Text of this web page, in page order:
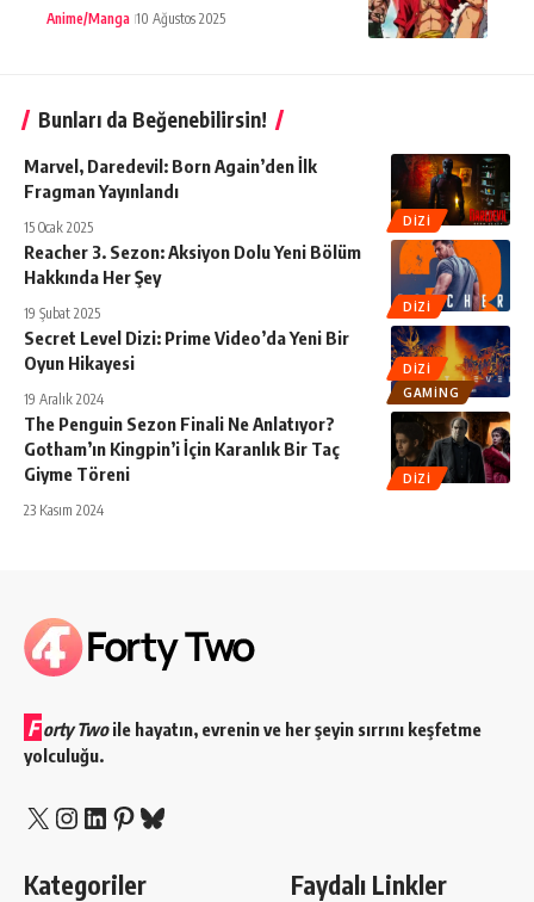
Anime/Manga 10 Ağustos 2025
Bunları da Beğenebilirsin!
DIZI
Marvel, Daredevil: Born Again’den İlk
Fragman Yayınlandı
15 Ocak 2025
DIZI
Reacher 3. Sezon: Aksiyon Dolu Yeni Bölüm
Hakkında Her Şey
19 Şubat 2025
DIZI
GAMING
Secret Level Dizi: Prime Video’da Yeni Bir
Oyun Hikayesi
19 Aralık 2024
DIZI
The Penguin Sezon Finali Ne Anlatıyor?
Gotham’ın Kingpin’i İçin Karanlık Bir Taç
Giyme Töreni
23 Kasım 2024
F orty Twoile hayatın, evrenin ve her şeyin sırrını keşfetme
yolculuğu.
X Instagram
LinkedIn
Pinterest
Bluesky
Kategoriler Faydalı Linkler